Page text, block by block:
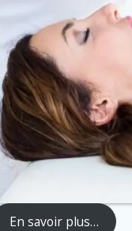
En savoir plus…